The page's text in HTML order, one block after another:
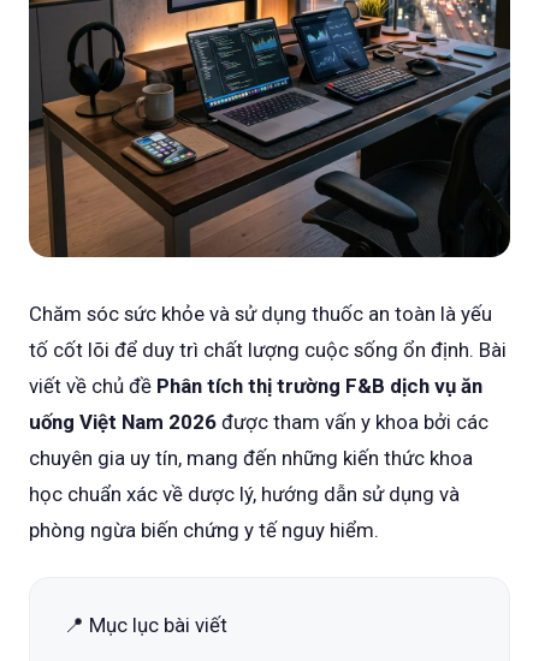
Chăm sóc sức khỏe và sử dụng thuốc an toàn là yếu
tố cốt lõi để duy trì chất lượng cuộc sống ổn định. Bài
viết về chủ đề Phân tích thị trường F&B dịch vụ ăn
uống Việt Nam 2026 được tham vấn y khoa bởi các
chuyên gia uy tín, mang đến những kiến thức khoa
học chuẩn xác về dược lý, hướng dẫn sử dụng và
phòng ngừa biến chứng y tế nguy hiểm.
📍 Mục lục bài viết